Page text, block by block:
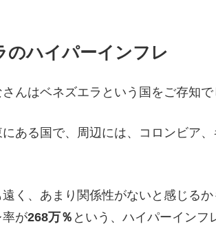
のハイパーインフレ
んはベネズエラという国をご存知で
ある国で、周辺には、コロンビア
遠く、あまり関係性がないと感じる
率が268万％ という、ハイパーインフ